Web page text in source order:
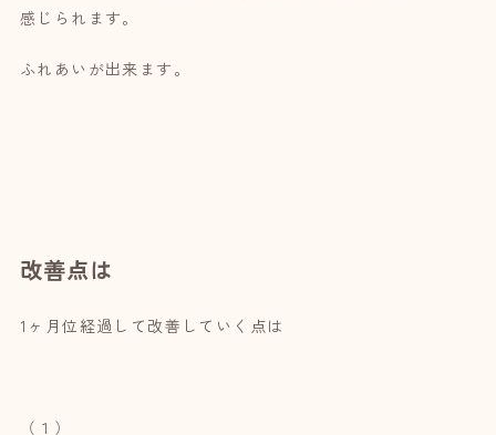
感じられます。
ふれあいが出来ます。
改善点は
1ヶ月位経過して改善していく点は
（１）